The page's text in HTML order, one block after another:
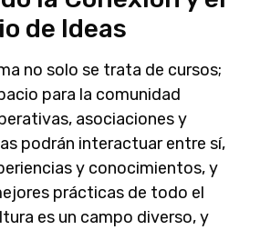
de Ideas
no solo se trata de cursos;
para la comunidad
asociaciones y
podrán interactuar entre sí,
y conocimientos, y
prácticas de todo el
es un campo diverso, y